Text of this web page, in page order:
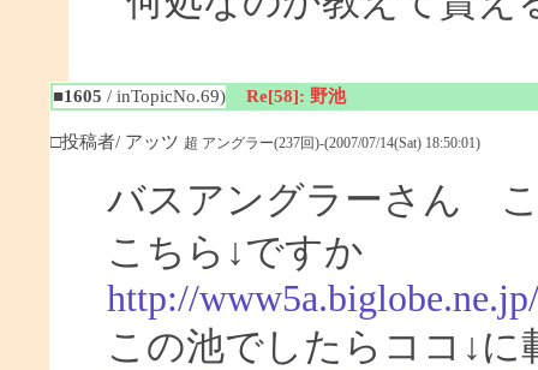
■1605 / inTopicNo.69) Re[58]: 野池
□投稿者/ アッツ 超 アングラー(237回)-(2007/07/14(Sat) 18:50:01)
バスアングラーさん
こちら↓ですか
http://
この池でしたらココ↓に